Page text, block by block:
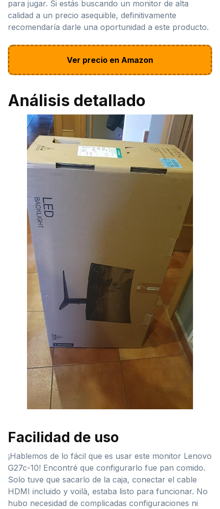
para jugar. Si estás buscando un monitor de alta
calidad a un precio asequible, definitivamente
recomendaría darle una oportunidad a este producto.
Ver precio en Amazon
Análisis detallado
Facilidad de uso
¡Hablemos de lo fácil que es usar este monitor Lenovo
G27c-10! Encontré que configurarlo fue pan comido.
Solo tuve que sacarlo de la caja, conectar el cable
HDMI incluido y voilà, estaba listo para funcionar. No
hubo necesidad de complicadas configuraciones ni